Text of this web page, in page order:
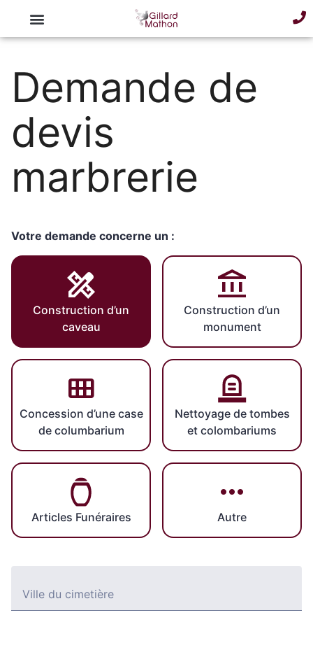
Demande de
devis
marbrerie
Votre demande concerne un :
Construction d’un
caveau
Construction d’un
monument
Concession d’une case
de columbarium
Nettoyage de tombes
et colombariums
Articles Funéraires Autre
Ville du cimetière